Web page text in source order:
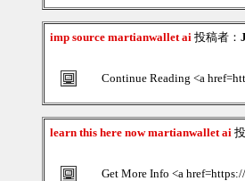
imp source martianwallet ai 投稿者：
Continue Reading <a
learn this here now martianwallet ai
Get More Info <a